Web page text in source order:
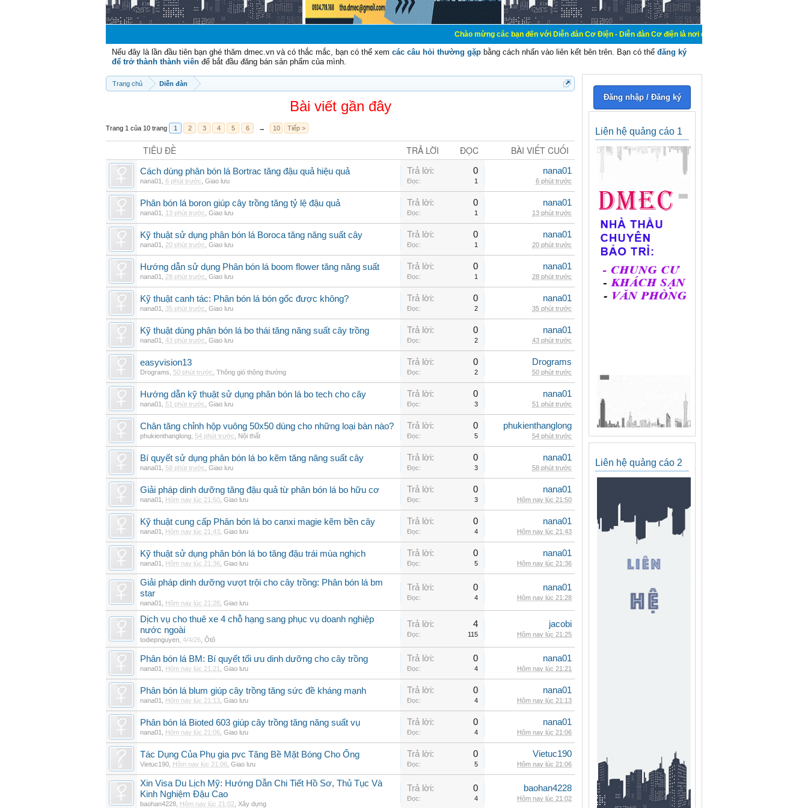
Chào mừng các bạn đến với Diễn đàn Cơ Điện - Diễn đàn Cơ điện là nơi chia sẽ kiến thức kinh nghiệm trong
Nếu đây là lần đầu tiên bạn ghé thăm dmec.vn và có thắc mắc, bạn có thể xem các câu hỏi thường gặp bằng cách nhấn vào liên kết bên trên. Bạn có thể đăng ký
để trở thành thành viên để bắt đầu đăng bán sản phẩm của mình.
Trang chủ Diễn đàn
Bài viết gần đây
Trang 1 của 10 trang 1 2 3 4 5 6 → 10 Tiếp >
TIÊU ĐỀ TRẢ LỜI ĐỌC BÀI VIẾT CUỐI
Cách dùng phân bón lá Bortrac tăng đậu quả hiệu quả
nana01 6 phút trước Giao lưu
Trả lời: 0
Đọc: 1
nana01
6 phút trước
Phân bón lá boron giúp cây trồng tăng tỷ lệ đậu quả
nana01 13 phút trước Giao lưu
Trả lời: 0
Đọc: 1
nana01
13 phút trước
Kỹ thuật sử dụng phân bón lá Boroca tăng năng suất cây
nana01 20 phút trước Giao lưu
Trả lời: 0
Đọc: 1
nana01
20 phút trước
Hướng dẫn sử dụng Phân bón lá boom flower tăng năng suất
nana01 28 phút trước Giao lưu
Trả lời: 0
Đọc: 1
nana01
28 phút trước
Kỹ thuật canh tác: Phân bón lá bón gốc được không?
nana01 35 phút trước Giao lưu
Trả lời: 0
Đọc: 2
nana01
35 phút trước
Kỹ thuật dùng phân bón lá bo thái tăng năng suất cây trồng
nana01 43 phút trước Giao lưu
Trả lời: 0
Đọc: 2
nana01
43 phút trước
easyvision13
Drograms 50 phút trước Thông gió thông thường
Trả lời: 0
Đọc: 2
Drograms
50 phút trước
Hướng dẫn kỹ thuật sử dụng phân bón lá bo tech cho cây
nana01 51 phút trước Giao lưu
Trả lời: 0
Đọc: 3
nana01
51 phút trước
Chân tăng chỉnh hộp vuông 50x50 dùng cho những loại bàn nào?
phukienthanglong 54 phút trước Nội thất
Trả lời: 0
Đọc: 5
phukienthanglong
54 phút trước
Bí quyết sử dụng phân bón lá bo kẽm tăng năng suất cây
nana01 58 phút trước Giao lưu
Trả lời: 0
Đọc: 3
nana01
58 phút trước
Giải pháp dinh dưỡng tăng đậu quả từ phân bón lá bo hữu cơ
nana01 Hôm nay lúc 21:50 Giao lưu
Trả lời: 0
Đọc: 3
nana01
Hôm nay lúc 21:50
Kỹ thuật cung cấp Phân bón lá bo canxi magie kẽm bền cây
nana01 Hôm nay lúc 21:43 Giao lưu
Trả lời: 0
Đọc: 4
nana01
Hôm nay lúc 21:43
Kỹ thuật sử dụng phân bón lá bo tăng đậu trái mùa nghịch
nana01 Hôm nay lúc 21:36 Giao lưu
Trả lời: 0
Đọc: 5
nana01
Hôm nay lúc 21:36
Giải pháp dinh dưỡng vượt trội cho cây trồng: Phân bón lá bm
star
nana01 Hôm nay lúc 21:28 Giao lưu
Trả lời: 0
Đọc: 4
nana01
Hôm nay lúc 21:28
Dịch vụ cho thuê xe 4 chỗ hạng sang phục vụ doanh nghiệp
nước ngoài
todiepnguyen 4/4/26 Ôtô
Trả lời: 4
Đọc: 115
jacobi
Hôm nay lúc 21:25
Phân bón lá BM: Bí quyết tối ưu dinh dưỡng cho cây trồng
nana01 Hôm nay lúc 21:21 Giao lưu
Trả lời: 0
Đọc: 4
nana01
Hôm nay lúc 21:21
Phân bón lá blum giúp cây trồng tăng sức đề kháng mạnh
nana01 Hôm nay lúc 21:13 Giao lưu
Trả lời: 0
Đọc: 4
nana01
Hôm nay lúc 21:13
Phân bón lá Bioted 603 giúp cây trồng tăng năng suất vụ
nana01 Hôm nay lúc 21:06 Giao lưu
Trả lời: 0
Đọc: 4
nana01
Hôm nay lúc 21:06
Tác Dụng Của Phụ gia pvc Tăng Bề Mặt Bóng Cho Ống
Vietuc190 Hôm nay lúc 21:06 Giao lưu
Trả lời: 0
Đọc: 5
Vietuc190
Hôm nay lúc 21:06
Xin Visa Du Lịch Mỹ: Hướng Dẫn Chi Tiết Hồ Sơ, Thủ Tục Và
Kinh Nghiệm Đậu Cao
baohan4228 Hôm nay lúc 21:02 Xây dựng
Trả lời: 0
Đọc: 4
baohan4228
Hôm nay lúc 21:02
Đăng nhập / Đăng ký
Liên hệ quảng cáo 1
Liên hệ quảng cáo 2